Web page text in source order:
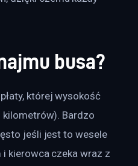
busa?
której wysokość
kilometrów). Bardzo
jeśli jest to wesele
kierowca czeka wraz z